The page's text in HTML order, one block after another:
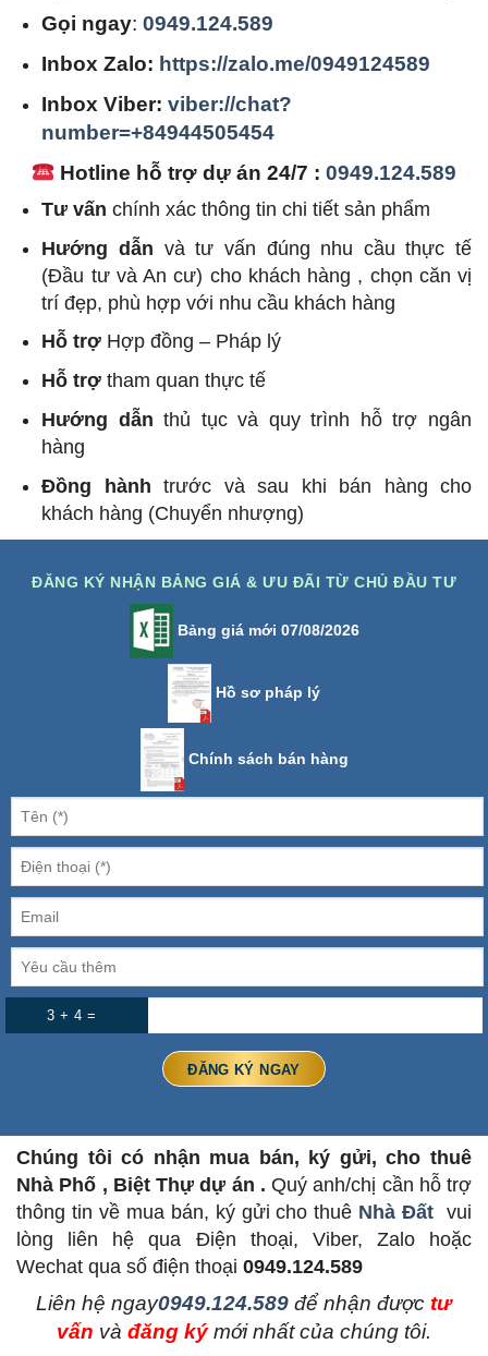
Gọi ngay:0949.124.589
Inbox Zalo: https://zalo.me/0949124589
Inbox Viber:viber://chat?
number=+84944505454
Hotline hỗ trợ dự án 24/7 :0949.124.589
Tư vấn chính xác thông tin chi tiết sản phẩm
Hướng dẫn và tư vấn đúng nhu cầu thực tế
(Đầu tư và An cư) cho khách hàng , chọn căn vị
trí đẹp, phù hợp với nhu cầu khách hàng
Hỗ trợ Hợp đồng – Pháp lý
Hỗ trợtham quan thực tế
Hướng dẫn thủ tục và quy trình hỗ trợ ngân
hàng
Đồng hành trước và sau khi bán hàng cho
khách hàng (Chuyển nhượng)
ĐĂNG KÝ NHẬN BẢNG GIÁ & ƯU ĐÃI TỪ CHỦ ĐẦU TƯ
Bảng giá mới 07/08/2026
Hồ sơ pháp lý
Chính sách bán hàng
3 + 4 =
Chúng tôi có nhận mua bán, ký gửi, cho thuê
Nhà Phố , Biệt Thự dự án . Quý anh/chị cần hỗ trợ
thông tin về mua bán, ký gửi cho thuê Nhà Đất vui
lòng liên hệ qua Điện thoại, Viber, Zalo hoặc
Wechat qua số điện thoại 0949.124.589
Liên hệ ngay0949.124.589 để nhận được tư
vấn và đăng kýmới nhất của chúng tôi.